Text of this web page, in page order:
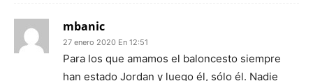
mbanic
27 enero 2020 En 12:51
Para los que amamos el baloncesto siempre
han estado Jordan y luego él, sólo él. Nadie